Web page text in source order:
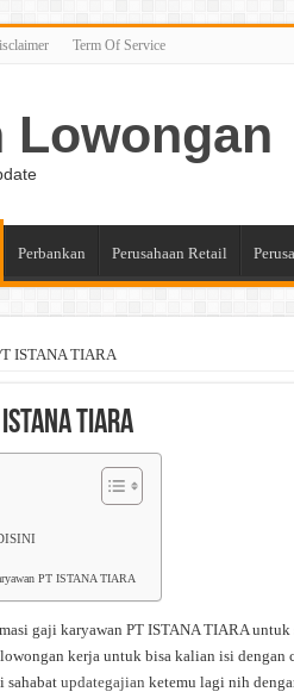
Term Of Service
Lowongan
Perbankan Perusahaan Retail
ISTANA TIARA
TIARA
PT ISTANA TIARA
gaji karyawan PT ISTANA TIARA untuk
kerja untuk bisa kalian isi dengan
sahabat updategajian ketemu lagi nih